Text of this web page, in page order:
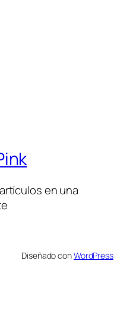
en una
Diseñado conWordPress